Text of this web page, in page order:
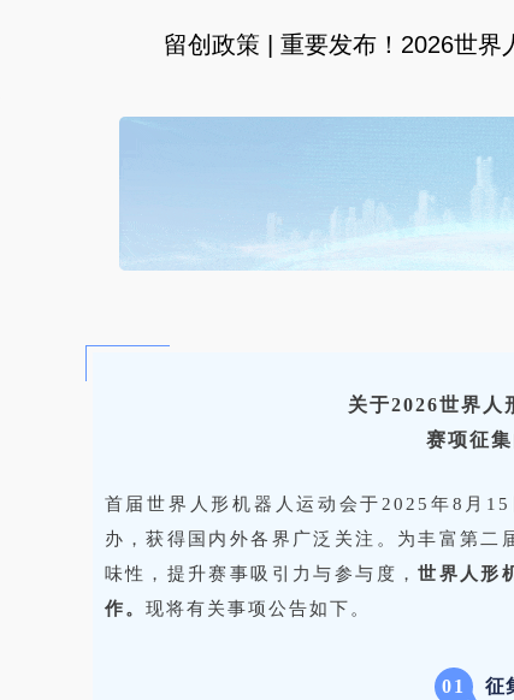
留创政策 | 重要发布！2026世
关于2026世界人
赛项征
首届世界人形机器人运动会于2025年8月
办，获得国内外各界广泛关注。为丰富第二
味性，提升赛事吸引力与参与度，世界人形
作。 现将有关事项公告如下。
01 征